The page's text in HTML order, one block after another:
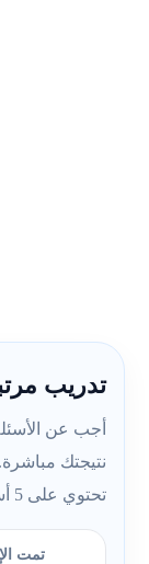
تدريب
أجب عن
نتيجتك
تحتوي على 5 أسئلة.
تمت